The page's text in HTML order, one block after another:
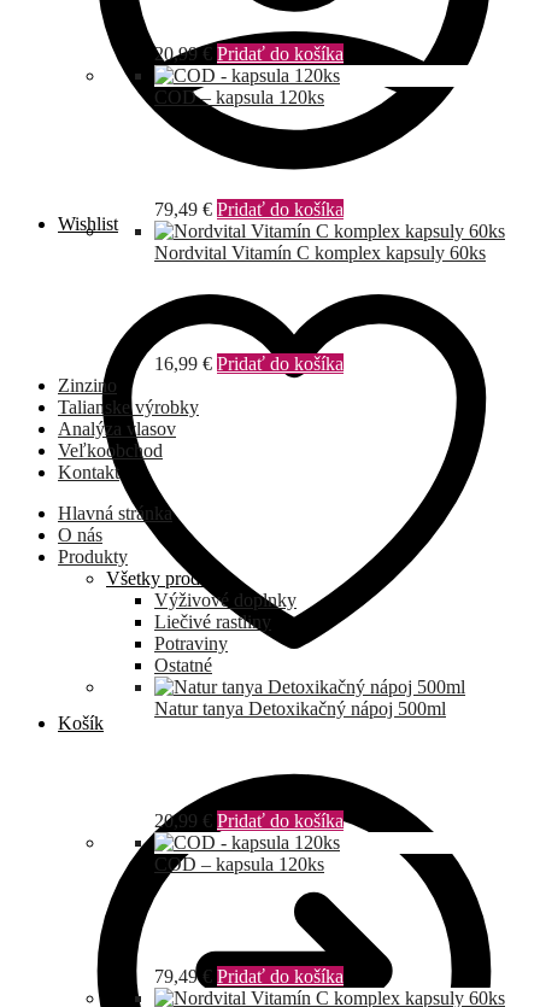
Wishlist
Košík
20,99€ Pridať do košíka
COD – kapsula 120ks
79,49 € Pridať do košíka
Nordvital Vitamín C komplex kapsuly 60ks
16,99 € Pridať do košíka
Zinzino
Talianske výrobky
Analýza vlasov
Veľkoobchod
Kontakt
Hlavná stránka
O nás
Produkty
Všetky produkty
Výživové doplnky
Liečivé rastliny
Potraviny
Ostatné
Natur tanya Detoxikačný nápoj 500ml
20,99 € Pridať do košíka
COD – kapsula 120ks
79,49 € Pridať do košíka